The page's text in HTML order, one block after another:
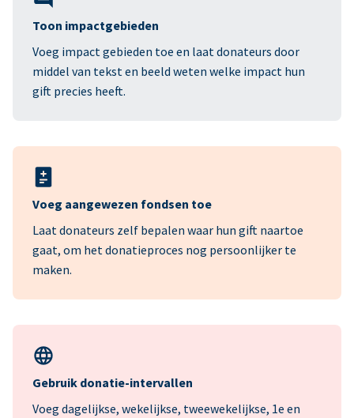
Toon impactgebieden
Voeg impact gebieden toe en laat donateurs door
middel van tekst en beeld weten welke impact hun
gift precies heeft.
Voeg aangewezen fondsen toe
Laat donateurs zelf bepalen waar hun gift naartoe
gaat, om het donatieproces nog persoonlijker te
maken.
Gebruik donatie-intervallen
Voeg dagelijkse, wekelijkse, tweewekelijkse, 1e en